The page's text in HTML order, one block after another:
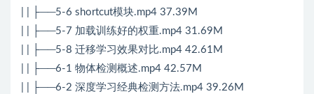
| | ├──5-6 shortcut模块.mp4 37.39M
| | ├──5-7 加载训练好的权重.mp4 31.69M
| | ├──5-8 迁移学习效果对比.mp4 42.61M
| | ├──6-1 物体检测概述.mp4 42.57M
| | ├──6-2 深度学习经典检测方法.mp4 39.26M